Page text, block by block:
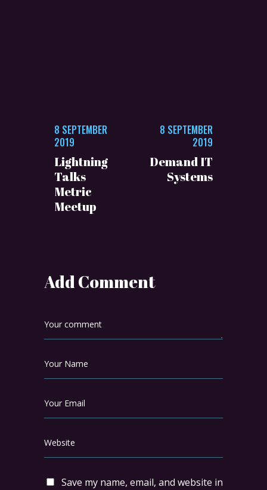
8 SEPTEMBER
2019
Lightning
Talks
Metric
Meetup
8 SEPTEMBER
2019
Demand IT
Systems
Add Comment
Save my name, email, and website in